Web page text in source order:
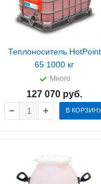
Теплоноситель HotPoint
65 1000 кг
Много
127 070 руб.
В